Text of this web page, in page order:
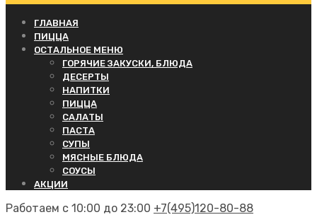
ГЛАВНАЯ
ПИЦЦА
ОСТАЛЬНОЕ МЕНЮ
ГОРЯЧИЕ ЗАКУСКИ, БЛЮДА
ДЕСЕРТЫ
НАПИТКИ
ПИЦЦА
САЛАТЫ
ПАСТА
СУПЫ
МЯСНЫЕ БЛЮДА
СОУСЫ
АКЦИИ
Работаем с 10:00 до 23:00 +7(495)120-80-88